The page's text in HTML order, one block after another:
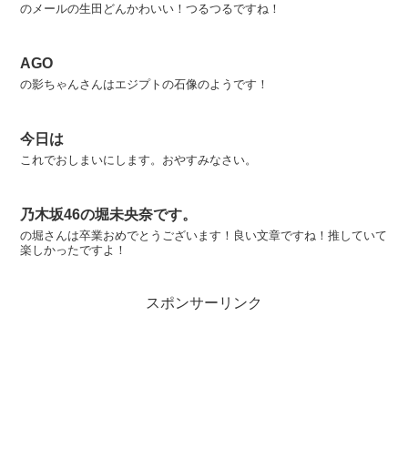
のメールの生田どんかわいい！つるつるですね！
AGO
の影ちゃんさんはエジプトの石像のようです！
今日は
これでおしまいにします。おやすみなさい。
乃木坂46の堀未央奈です。
の堀さんは卒業おめでとうございます！良い文章ですね！推していて
楽しかったですよ！
スポンサーリンク